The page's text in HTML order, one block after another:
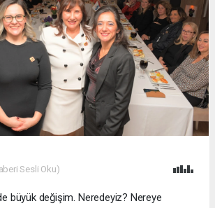
Sesli Oku)
büyük değişim. Neredeyiz? Nereye